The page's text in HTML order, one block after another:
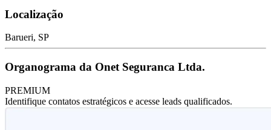
Localização
Barueri, SP
Organograma da Onet Seguranca Ltda.
PREMIUM
Identifique contatos estratégicos e acesse leads qualificados.